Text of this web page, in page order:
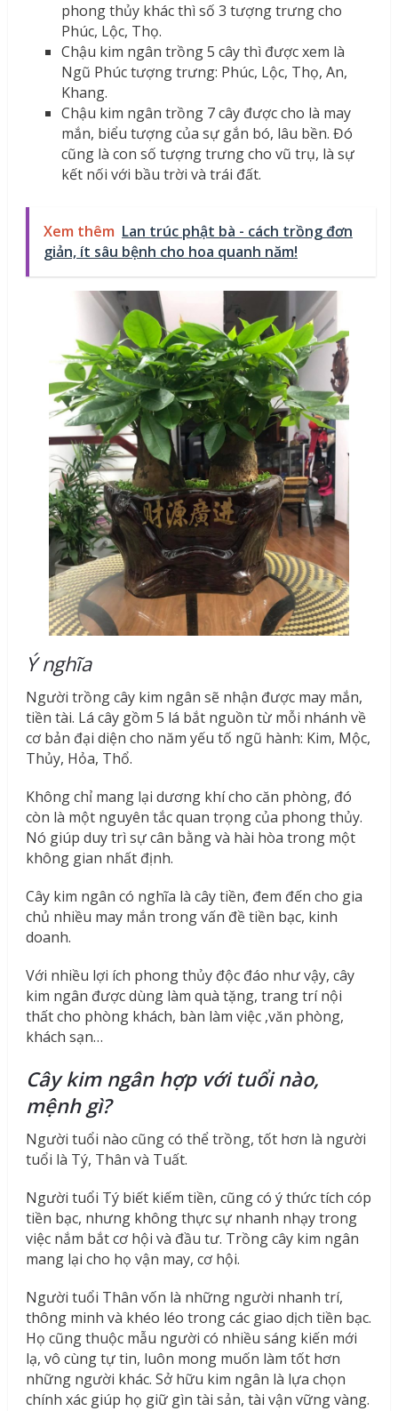
phong thủy khác thì số 3 tượng trưng cho
Phúc, Lộc, Thọ.
Chậu kim ngân trồng 5 cây thì được xem là
Ngũ Phúc tượng trưng: Phúc, Lộc, Thọ, An,
Khang.
Chậu kim ngân trồng 7 cây được cho là may
mắn, biểu tượng của sự gắn bó, lâu bền. Đó
cũng là con số tượng trưng cho vũ trụ, là sự
kết nối với bầu trời và trái đất.
Xem thêm Lan trúc phật bà - cách trồng đơn
giản, ít sâu bệnh cho hoa quanh năm!
Ý nghĩa
Người trồng cây kim ngân sẽ nhận được may mắn,
tiền tài. Lá cây gồm 5 lá bắt nguồn từ mỗi nhánh về
cơ bản đại diện cho năm yếu tố ngũ hành: Kim, Mộc,
Thủy, Hỏa, Thổ.
Không chỉ mang lại dương khí cho căn phòng, đó
còn là một nguyên tắc quan trọng của phong thủy.
Nó giúp duy trì sự cân bằng và hài hòa trong một
không gian nhất định.
Cây kim ngân có nghĩa là cây tiền, đem đến cho gia
chủ nhiều may mắn trong vấn đề tiền bạc, kinh
doanh.
Với nhiều lợi ích phong thủy độc đáo như vậy, cây
kim ngân được dùng làm quà tặng, trang trí nội
thất cho phòng khách, bàn làm việc ,văn phòng,
khách sạn…
Cây kim ngân hợp với tuổi nào,
mệnh gì?
Người tuổi nào cũng có thể trồng, tốt hơn là người
tuổi là Tý, Thân và Tuất.
Người tuổi Tý biết kiếm tiền, cũng có ý thức tích cóp
tiền bạc, nhưng không thực sự nhanh nhạy trong
việc nắm bắt cơ hội và đầu tư. Trồng cây kim ngân
mang lại cho họ vận may, cơ hội.
Người tuổi Thân vốn là những người nhanh trí,
thông minh và khéo léo trong các giao dịch tiền bạc.
Họ cũng thuộc mẫu người có nhiều sáng kiến mới
lạ, vô cùng tự tin, luôn mong muốn làm tốt hơn
những người khác. Sở hữu kim ngân là lựa chọn
chính xác giúp họ giữ gìn tài sản, tài vận vững vàng.